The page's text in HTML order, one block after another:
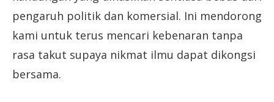
pengaruh politik dan komersial. Ini mendorong
kami untuk terus mencari kebenaran tanpa
rasa takut supaya nikmat ilmu dapat dikongsi
bersama.